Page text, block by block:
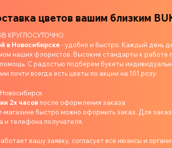
цветов вашим близкимBUKETN
КРУГЛОСУТОЧНО
в Новосибирске- удобно и быстро. Каждый день
наших флористов. Высокие стандарты к работе
С радостью подберем букеты
почти всегда есть цветы по акции на 101 розу.
2х часов после оформления заказа
магазине быстро можно оформить заказ. Для
и телефона получателя.
вашу заявку, согласует все нюансы и